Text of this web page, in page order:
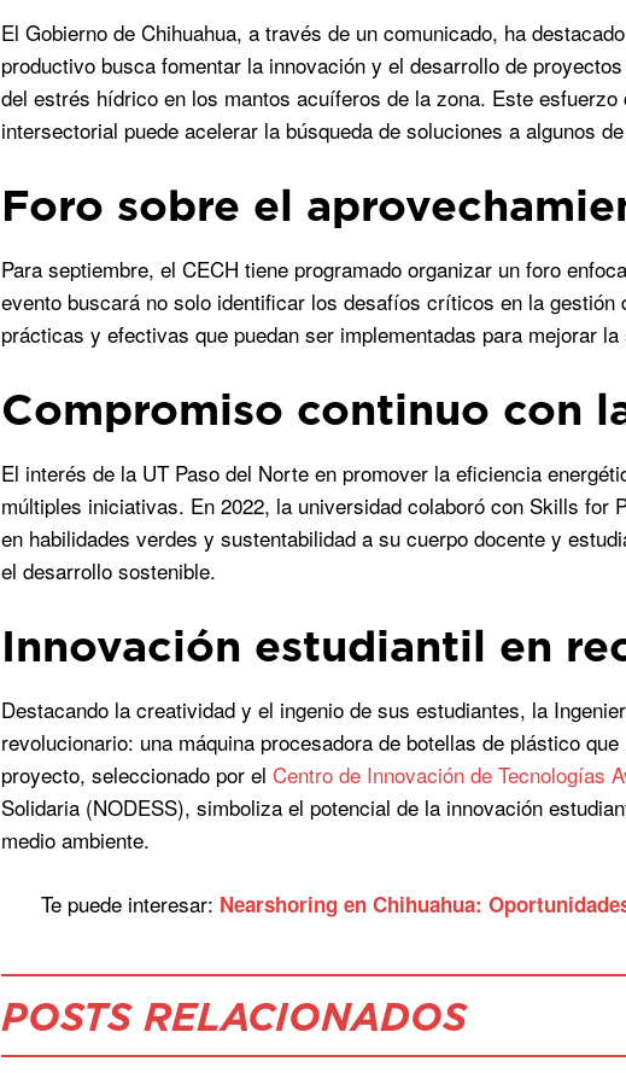
El Gobierno de Chihuahua, a través de un comunicado, ha
productivo busca fomentar la innovación y el desarrollo de
del estrés hídrico en los mantos acuíferos de la zona. Este
intersectorial puede acelerar la búsqueda de soluciones a algunos
Foro sobre el
Para septiembre, el CECH tiene programado organizar un foro
evento buscará no solo identificar los desafíos críticos en la
prácticas y efectivas que puedan ser implementadas para mejorar
Compromiso continuo con
El interés de la UT Paso del Norte en promover la eficiencia
múltiples iniciativas. En 2022, la universidad colaboró con Skills
en habilidades verdes y sustentabilidad a su cuerpo docente y
el desarrollo sostenible.
Innovación estudiantil en
Destacando la creatividad y el ingenio de sus estudiantes, la
revolucionario: una máquina procesadora de botellas de plástico
proyecto, seleccionado por el Centro de Innovación de Tecnologías
Solidaria (NODESS), simboliza el potencial de la innovación
medio ambiente.
Te puede interesar: Nearshoring en Chihuahua:
POSTS RELACIONADOS